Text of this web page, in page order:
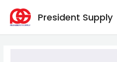
President Supply